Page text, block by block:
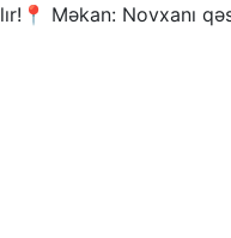
Məkan: Novxanı